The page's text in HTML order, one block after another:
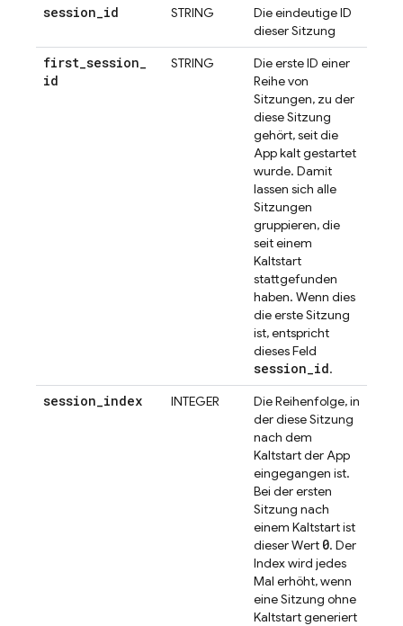
session_id STRING
Die eindeutige ID
dieser Sitzung
first_session_
id
STRING
Die erste ID einer
Reihe von
Sitzungen, zu der
diese Sitzung
gehört, seit die
App kalt gestartet
wurde. Damit
lassen sich alle
Sitzungen
gruppieren, die
seit einem
Kaltstart
stattgefunden
haben. Wenn dies
die erste Sitzung
ist, entspricht
dieses Feld
session_id.
session_index INTEGER
Die Reihenfolge, in
der diese Sitzung
nach dem
Kaltstart der App
eingegangen ist.
Bei der ersten
Sitzung nach
einem Kaltstart ist
dieser Wert 0. Der
Index wird jedes
Mal erhöht, wenn
eine Sitzung ohne
Kaltstart generiert